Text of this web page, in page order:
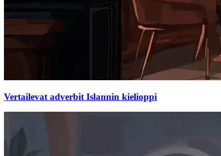
Vertailevat adverbit Islannin kielioppi